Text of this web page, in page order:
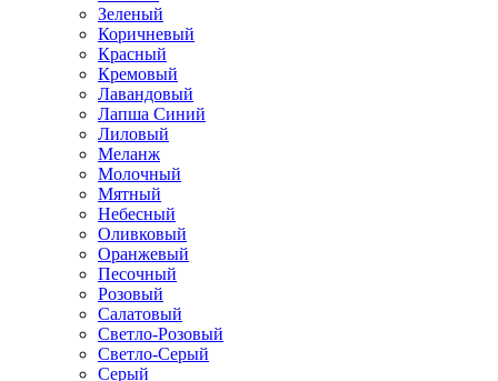
Зеленый
Коричневый
Красный
Кремовый
Лавандовый
Лапша Синий
Лиловый
Меланж
Молочный
Мятный
Небесный
Оливковый
Оранжевый
Песочный
Розовый
Салатовый
Светло-Розовый
Светло-Серый
Серый